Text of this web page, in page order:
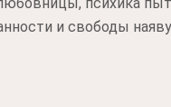
и свободы